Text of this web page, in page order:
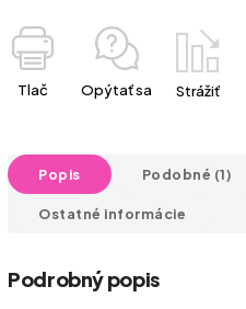
Tlač Opýtať sa Strážiť
Popis Podobné (1)
Ostatné informácie
Podrobný popis